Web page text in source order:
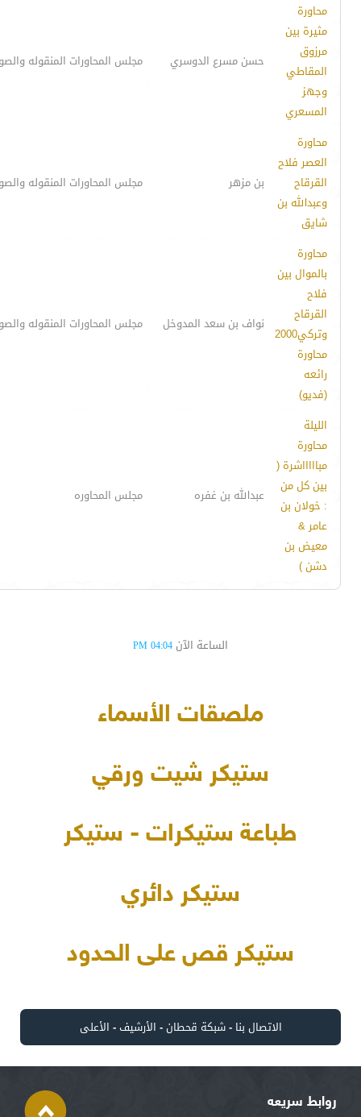
محاورة
مثيرة بين
مرزوق
المقاطي
وجهز
المسعري
حسن مسرع الدوسري مجلس المحاورات المنقوله
محاورة
العصر فلاح
القرقاح
وعبدالله بن
شايق
بن مزهر مجلس المحاورات المنقوله
محاورة
بالموال بين
فلاح
القرقاح
وتركي2000
محاورة
رائعه
(فديو)
نواف بن سعد المدوخل مجلس المحاورات المنقوله
الليلة
محاورة
مباااااشرة (
بين كل من
: خولان بن
عامر &
معيض بن
دشن )
عبدالله بن غفره مجلس المحاوره
الساعة الآن 04:04 PM
ملصقات الأسماء
ستيكر شيت ورقي
طباعة ستيكرات - ستيكر
ستيكر دائري
ستيكر قص على الحدود
الاتصال بنا -شبكة قحطان- الأرشيف- الأعلى
روابط سريعه